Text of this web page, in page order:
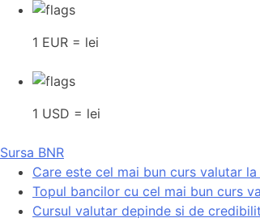
1 EUR = lei
1 USD = lei
Sursa BNR
Care este cel mai bun curs valutar la
Topul bancilor cu cel mai bun curs
Cursul valutar depinde si de